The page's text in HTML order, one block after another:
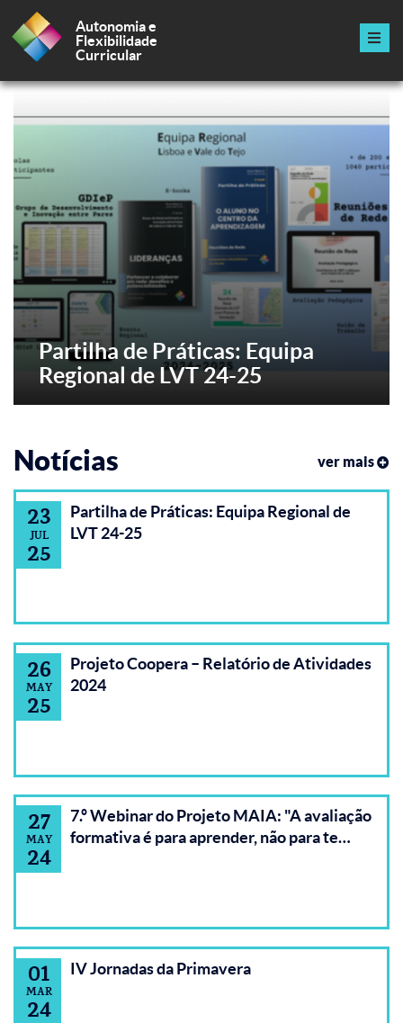
Passar
para
conteúdo
principal
Autonomia e
Flexibilidade
Curricular
Navegação
principal
Partilha de Práticas: Equipa
Regional de LVT 24-25
Projeto Coopera – Relatório de
Atividades 2024
Notícias ver mais
23
JUL
25
Partilha de Práticas: Equipa Regional de
LVT 24-25
26
MAY
25
Projeto Coopera – Relatório de Atividades
2024
27
MAY
24
7.º Webinar do Projeto MAIA: "A avaliação
formativa é para aprender, não para te…
01
MAR
24
IV Jornadas da Primavera